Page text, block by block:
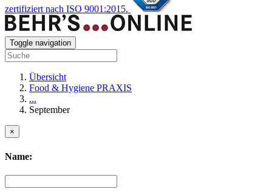
zertifiziert nach ISO 9001:2015.
Toggle navigation
Übersicht
Food & Hygiene PRAXIS
...
September
×
Name: